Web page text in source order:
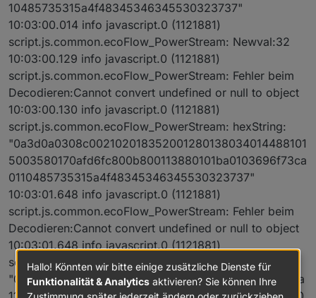
10485735315a4f48345346345530323737"
10:03:00.014 info javascript.0 (1121881)
script.js.common.ecoFlow_PowerStream: Newval:32
10:03:00.129 info javascript.0 (1121881)
script.js.common.ecoFlow_PowerStream: Fehler beim
Decodieren:Cannot convert undefined or null to object
10:03:00.130 info javascript.0 (1121881)
script.js.common.ecoFlow_PowerStream: hexString:
"0a3d0a0308c002102018352001280138034014488101
5003580170afd6fc800b800113880101ba0103696f73ca
0110485735315a4f48345346345530323737"
10:03:01.648 info javascript.0 (1121881)
script.js.common.ecoFlow_PowerStream: Fehler beim
Decodieren:Cannot convert undefined or null to object
10:03:01.648 info javascript.0 (1121881)
script.js.common.ecoFlow_PowerStream: hexString:
"0a530a288001d4028801ca1a98019d11a801cf02b001a
Hallo! Könnten wir bitte einige zusätzliche Dienste für
Funktionalität & Analytics aktivieren? Sie können Ihre